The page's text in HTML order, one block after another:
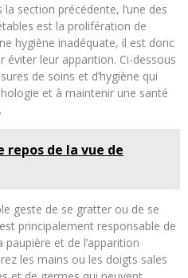
section précédente, l’une des
est la prolifération de
hygiène inadéquate, il est donc
éviter leur apparition. Ci-dessous
de soins et d’hygiène qui
et à maintenir une santé
repos de la vue de
geste de se gratter ou de se
principalement responsable de
et de l’apparition
les mains ou les doigts sales